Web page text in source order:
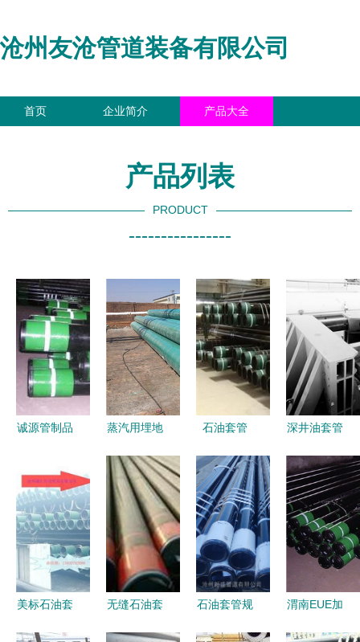
沧州友沧管道装备有限公司
首页 企业简介 产品大全
产品列表
PRODUCT
----------------
诚源管制品
钢管市场的
创业机遇与
投资解析
蒸汽用埋地
油套管制造
厂家的关键
技术解析与
应用
石油套管
的“钢铁动
脉”
深井油套管
验在山东国
家石油装备
质检中心顺
利开展
美标石油套
无缝石油套
石油套管规
渭南EUE加